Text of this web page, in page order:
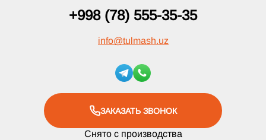
+998 (78) 555-35-35
info@tulmash.uz
ЗАКАЗАТЬ ЗВОНОК
Снято с производства